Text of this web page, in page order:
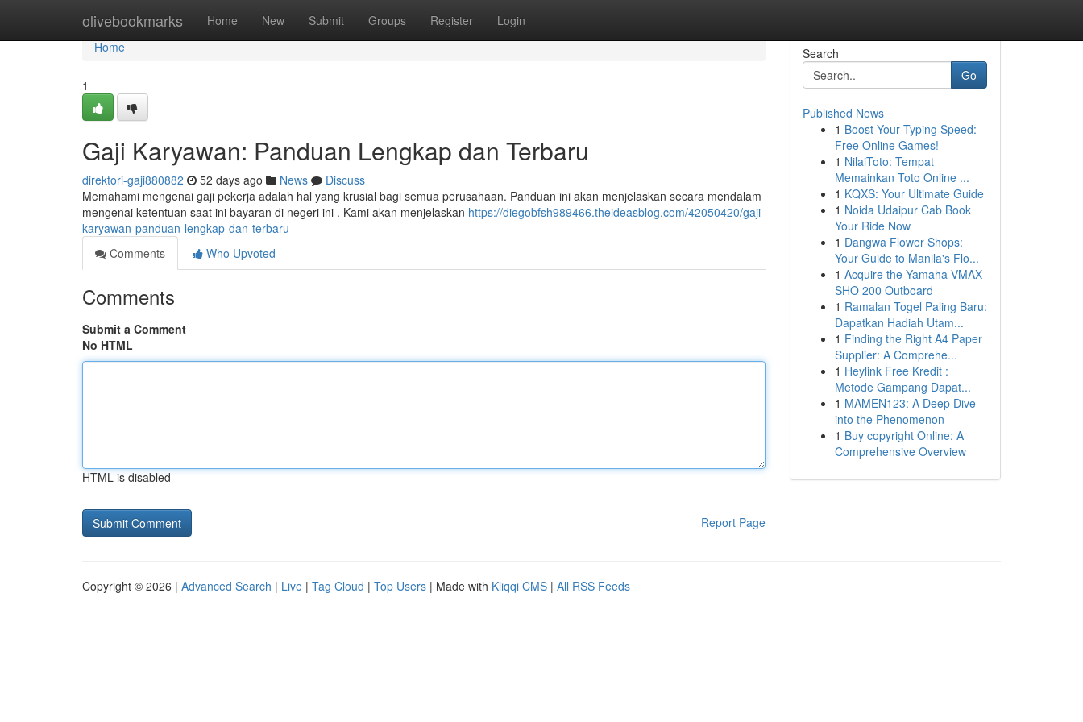
olivebookmarks Home New Submit Groups Register Login
Home
Home
1
Gaji Karyawan: Panduan Lengkap dan Terbaru
direktori-gaji880882 52 days ago News
Discuss
Memahami mengenai gaji pekerja adalah hal yang krusial bagi semua perusahaan. Panduan ini akan menjelaskan secara mendalam
mengenai ketentuan saat ini bayaran di negeri ini . Kami akan menjelaskan https://diegobfsh989466.theideasblog.com/42050420/gaji-
karyawan-panduan-lengkap-dan-terbaru
Comments
Who Upvoted
Comments
Submit a Comment
No HTML
HTML is disabled
Report Page
Search
Go
Published News
1 Boost Your Typing Speed:
Free Online Games!
1 NilaiToto: Tempat
Memainkan Toto Online ...
1 KQXS: Your Ultimate Guide
1 Noida Udaipur Cab Book
Your Ride Now
1 Dangwa Flower Shops:
Your Guide to Manila's Flo...
1 Acquire the Yamaha VMAX
SHO 200 Outboard
1 Ramalan Togel Paling Baru:
Dapatkan Hadiah Utam...
1 Finding the Right A4 Paper
Supplier: A Comprehe...
1 Heylink Free Kredit :
Metode Gampang Dapat...
1 MAMEN123: A Deep Dive
into the Phenomenon
1 Buy copyright Online: A
Comprehensive Overview
Copyright © 2026 | Advanced Search | Live | Tag Cloud | Top Users | Made with Kliqqi CMS | All RSS Feeds